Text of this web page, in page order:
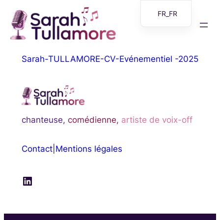
Aller
au
contenu
Sarah-TULLAMORE-CV-Evénementiel -2025
chanteuse, comédienne, artiste de voix-off
Contact| Mentions légales
LinkedIn
FR_FR